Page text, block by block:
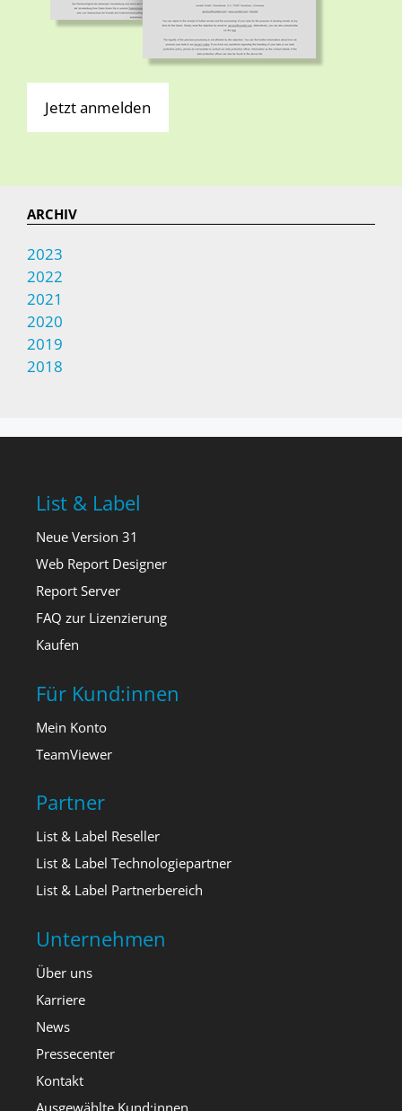
Jetzt anmelden
ARCHIV
2023
2022
2021
2020
2019
2018
List & Label
Neue Version 31
Web Report Designer
Report Server
FAQ zur Lizenzierung
Kaufen
Für Kund:innen
Mein Konto
TeamViewer
Partner
List & Label Reseller
List & Label Technologiepartner
List & Label Partnerbereich
Unternehmen
Über uns
Karriere
News
Pressecenter
Kontakt
Ausgewählte Kund:innen